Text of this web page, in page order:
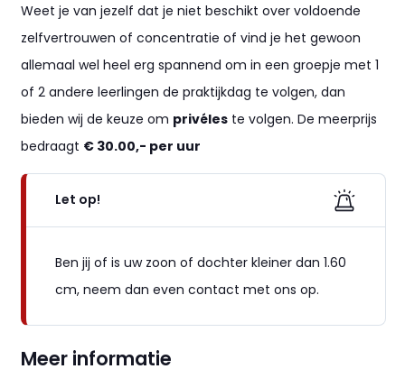
Weet je van jezelf dat je niet beschikt over voldoende
zelfvertrouwen of concentratie of vind je het gewoon
allemaal wel heel erg spannend om in een groepje met 1
of 2 andere leerlingen de praktijkdag te volgen, dan
bieden wij de keuze om privéles te volgen. De meerprijs
bedraagt € 30.00,- per uur
Let op!
Ben jij of is uw zoon of dochter kleiner dan 1.60
cm, neem dan even contact met ons op.
Meer informatie